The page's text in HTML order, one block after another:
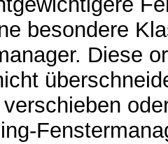
besondere
Diese